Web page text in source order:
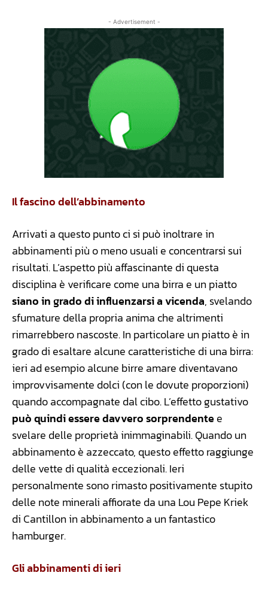
- Advertisement -
Il fascino dell’abbinamento
Arrivati a questo punto ci si può inoltrare in
abbinamenti più o meno usuali e concentrarsi sui
risultati. L’aspetto più affascinante di questa
disciplina è verificare come una birra e un piatto
siano in grado di influenzarsi a vicenda, svelando
sfumature della propria anima che altrimenti
rimarrebbero nascoste. In particolare un piatto è in
grado di esaltare alcune caratteristiche di una birra:
ieri ad esempio alcune birre amare diventavano
improvvisamente dolci (con le dovute proporzioni)
quando accompagnate dal cibo. L’effetto gustativo
può quindi essere davvero sorprendentee
svelare delle proprietà inimmaginabili. Quando un
abbinamento è azzeccato, questo effetto raggiunge
delle vette di qualità eccezionali. Ieri
personalmente sono rimasto positivamente stupito
delle note minerali affiorate da una Lou Pepe Kriek
di Cantillon in abbinamento a un fantastico
hamburger.
Gli abbinamenti di ieri